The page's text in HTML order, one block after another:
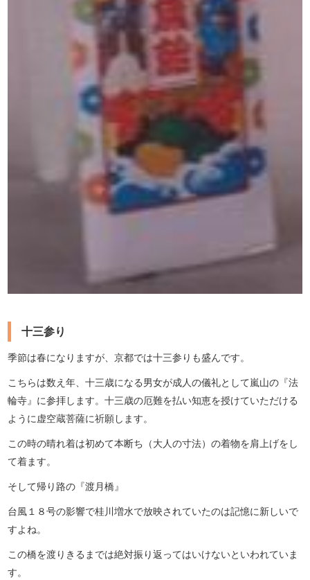
十三参り
季節は春になりますが、京都では十三参りも盛んです。
こちらは数え年、十三歳になる男女が成人の儀礼として嵐山の『法
輪寺』に参拝します。十三歳の厄難を払い知恵を授けていただける
ように虚空蔵菩薩に祈願します。
この時の晴れ着は初めて本断ち（大人の寸法）の着物を肩上げをし
て着ます。
そして帰り路の『渡月橋』
台風１８号の影響で桂川増水で放映されていたのは記憶に新しいで
すよね。
この橋を渡りきるまでは絶対振り返ってはいけないといわれていま
す。